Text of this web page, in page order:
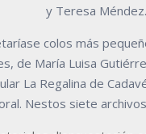
y Teresa Méndez.
colos más
de María Luisa
La Regalina de
Nestos siete